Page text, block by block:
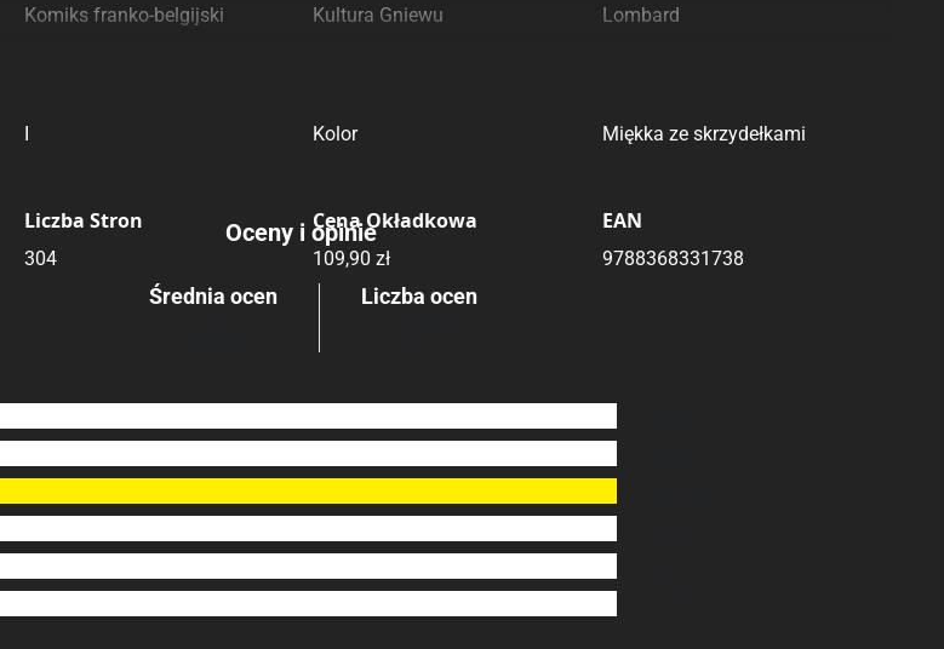
Komiks franko-belgijski Kultura Gniewu Lombard
I Kolor Miękka ze skrzydełkami
Liczba Stron
304
Cena Okładkowa
109,90 zł
EAN
9788368331738
Oceny i opinie
Średnia ocen Liczba ocen